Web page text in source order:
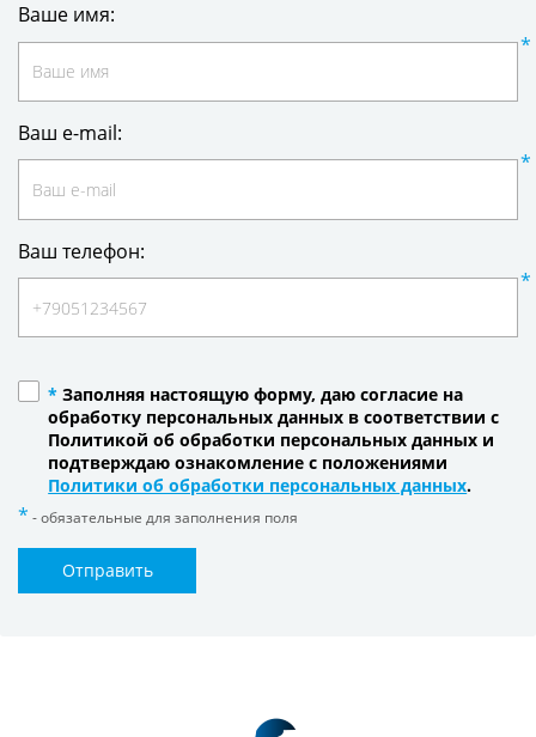
Ваше имя:
Ваш e-mail:
Ваш телефон:
* Заполняя настоящую форму, даю согласие на
обработку персональных данных в соответствии с
Политикой об обработки персональных данных и
подтверждаю ознакомление с положениями
Политики об обработки персональных данных.
- обязательные для заполнения поля
Отправить